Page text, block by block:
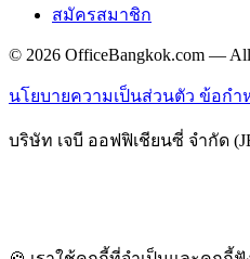
สมัครสมาชิก
© 2026 OfficeBangkok.com — All
นโยบายความเป็นส่วนตัว ข้อกำ
บริษัท เจบี ออฟฟิเชียนซี่ จำกัด